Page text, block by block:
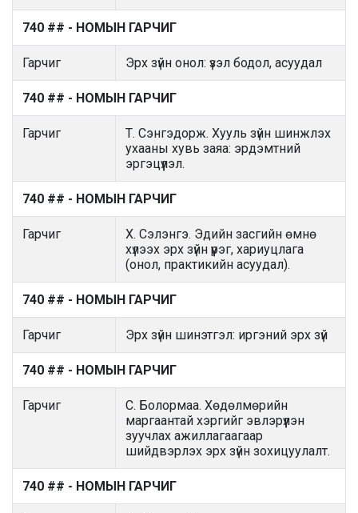
740 ## - НОМЫН ГАРЧИГ
Гарчиг Эрх зүйн онол: үзэл бодол, асуудал
740 ## - НОМЫН ГАРЧИГ
Гарчиг
Т. Сэнгэдорж. Хууль зүйн шинжлэх
ухааны хувь заяа: эрдэмтний
эргэцүүлэл.
740 ## - НОМЫН ГАРЧИГ
Гарчиг
Х. Сэлэнгэ. Эдийн засгийн өмнө
хүлээх эрх зүйн үүрэг, хариуцлага
(онол, практикийн асуудал).
740 ## - НОМЫН ГАРЧИГ
Гарчиг Эрх зүйн шинэтгэл: иргэний эрх зүй
740 ## - НОМЫН ГАРЧИГ
Гарчиг
С. Болормаа. Хөдөлмөрийн
маргаантай хэргийг эвлэрүүлэн
зуучлах ажиллагаагаар
шийдвэрлэх эрх зүйн зохицуулалт.
740 ## - НОМЫН ГАРЧИГ